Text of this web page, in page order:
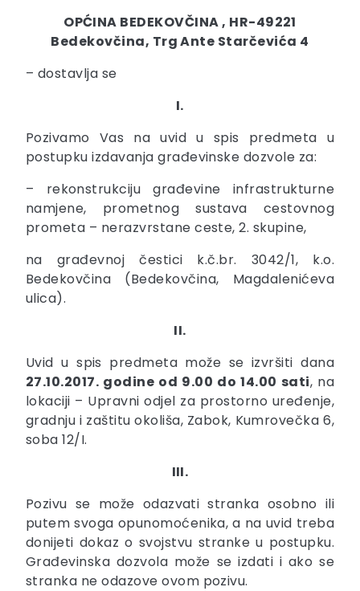
OPĆINA BEDEKOVČINA , HR-49221
Bedekovčina, Trg Ante Starčevića 4
– dostavlja se
I.
Pozivamo Vas na uvid u spis predmeta u
postupku izdavanja građevinske dozvole za:
– rekonstrukciju građevine infrastrukturne
namjene, prometnog sustava cestovnog
prometa – nerazvrstane ceste, 2. skupine,
na građevnoj čestici k.č.br. 3042/1, k.o.
Bedekovčina (Bedekovčina, Magdalenićeva
ulica).
II.
Uvid u spis predmeta može se izvršiti dana
27.10.2017. godine od 9.00 do 14.00 sati, na
lokaciji – Upravni odjel za prostorno uređenje,
gradnju i zaštitu okoliša, Zabok, Kumrovečka 6,
soba 12/I.
III.
Pozivu se može odazvati stranka osobno ili
putem svoga opunomoćenika, a na uvid treba
donijeti dokaz o svojstvu stranke u postupku.
Građevinska dozvola može se izdati i ako se
stranka ne odazove ovom pozivu.